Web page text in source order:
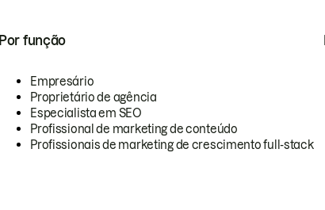
Por função
Empresário
Proprietário de agência
Especialista em SEO
Profissional de marketing de conteúdo
Profissionais de marketing de crescimento full-stack